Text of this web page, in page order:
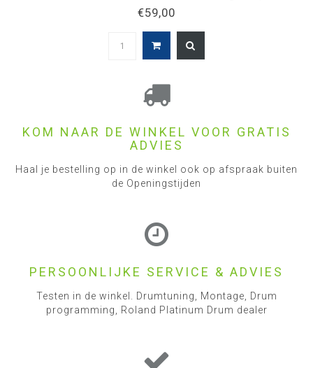
€59,00
KOM NAAR DE WINKEL VOOR GRATIS
ADVIES
Haal je bestelling op in de winkel ook op afspraak buiten
de Openingstijden
PERSOONLIJKE SERVICE & ADVIES
Testen in de winkel. Drumtuning, Montage, Drum
programming, Roland Platinum Drum dealer